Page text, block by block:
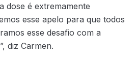
dose é extremamente
esse apelo para que todos
esse desafio com a
diz Carmen.